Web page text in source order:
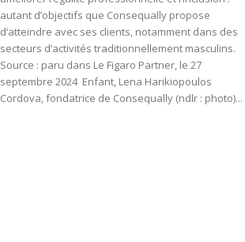
autant d’objectifs que Consequally propose
d’atteindre avec ses clients, notamment dans des
secteurs d’activités traditionnellement masculins.
Source : paru dans Le Figaro Partner, le 27
septembre 2024 Enfant, Lena Harikiopoulos
Cordova, fondatrice de Consequally (ndlr : photo)...